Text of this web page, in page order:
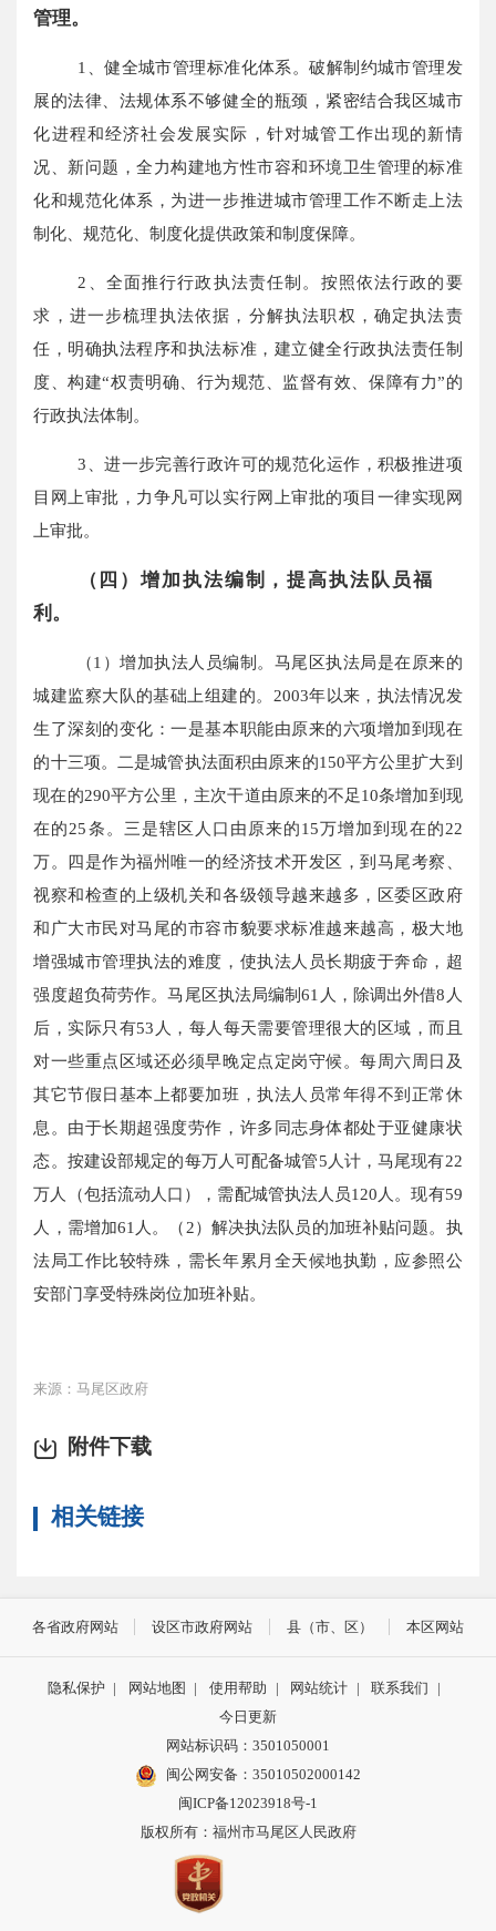
管理。
1、健全城市管理标准化体系。破解制约城市管理发
展的法律、法规体系不够健全的瓶颈，紧密结合我区城市
化进程和经济社会发展实际，针对城管工作出现的新情
况、新问题，全力构建地方性市容和环境卫生管理的标准
化和规范化体系，为进一步推进城市管理工作不断走上法
制化、规范化、制度化提供政策和制度保障。
2、全面推行行政执法责任制。按照依法行政的要
求，进一步梳理执法依据，分解执法职权，确定执法责
任，明确执法程序和执法标准，建立健全行政执法责任制
度、构建“权责明确、行为规范、监督有效、保障有力”的
行政执法体制。
3、进一步完善行政许可的规范化运作，积极推进项
目网上审批，力争凡可以实行网上审批的项目一律实现网
上审批。
（四）增加执法编制，提高执法队员福
利。
（1）增加执法人员编制。马尾区执法局是在原来的
城建监察大队的基础上组建的。2003年以来，执法情况发
生了深刻的变化：一是基本职能由原来的六项增加到现在
的十三项。二是城管执法面积由原来的150平方公里扩大到
现在的290平方公里，主次干道由原来的不足10条增加到现
在的25条。三是辖区人口由原来的15万增加到现在的22
万。四是作为福州唯一的经济技术开发区，到马尾考察、
视察和检查的上级机关和各级领导越来越多，区委区政府
和广大市民对马尾的市容市貌要求标准越来越高，极大地
增强城市管理执法的难度，使执法人员长期疲于奔命，超
强度超负荷劳作。马尾区执法局编制61人，除调出外借8人
后，实际只有53人，每人每天需要管理很大的区域，而且
对一些重点区域还必须早晚定点定岗守候。每周六周日及
其它节假日基本上都要加班，执法人员常年得不到正常休
息。由于长期超强度劳作，许多同志身体都处于亚健康状
态。按建设部规定的每万人可配备城管5人计，马尾现有22
万人（包括流动人口），需配城管执法人员120人。现有59
人，需增加61人。（2）解决执法队员的加班补贴问题。执
法局工作比较特殊，需长年累月全天候地执勤，应参照公
安部门享受特殊岗位加班补贴。
来源：马尾区政府
附件下载
相关链接
各省政府网站 设区市政府网站 县（市、区） 本区网站
隐私保护 | 网站地图 | 使用帮助 | 网站统计 | 联系我们
|
今日更新
网站标识码：3501050001
闽公网安备：35010502000142
闽ICP备12023918号-1
版权所有：福州市马尾区人民政府